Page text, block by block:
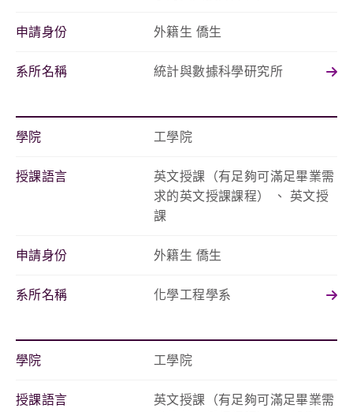
申請身份 外籍生 僑生
系所名稱 統計與數據科學研究所
學院 工學院
授課語言
英文授課（有足夠可滿足畢業需
求的英文授課課程） 、 英文授
課
申請身份 外籍生 僑生
系所名稱 化學工程學系
學院 工學院
授課語言
英文授課（有足夠可滿足畢業需